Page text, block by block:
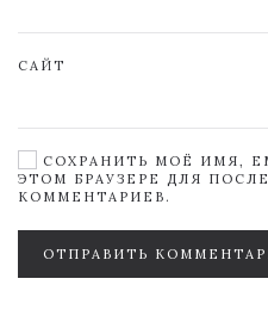
САЙТ
СОХРАНИТЬ МОЁ ИМЯ,
ЭТОМ БРАУЗЕРЕ ДЛЯ
КОММЕНТАРИЕВ.
ОТПРАВИТЬ